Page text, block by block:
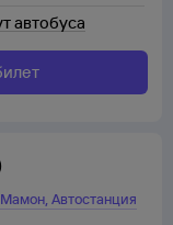
автобуса
,Автостанция